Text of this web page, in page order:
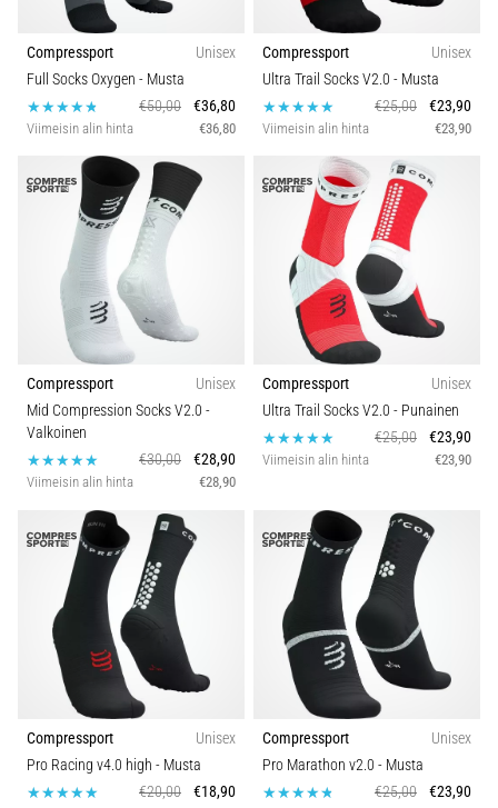
Compressport
Unisex
Full Socks Oxygen - Musta
€50,00
€36,80
Viimeisin alin hinta €36,80
Compressport
Unisex
Ultra Trail Socks V2.0 - Musta
€25,00
€23,90
Viimeisin alin hinta €23,90
Compressport
Unisex
Mid Compression Socks V2.0 -
Valkoinen
€30,00
€28,90
Viimeisin alin hinta €28,90
Compressport
Unisex
Ultra Trail Socks V2.0 - Punainen
€25,00
€23,90
Viimeisin alin hinta €23,90
Compressport
Unisex
Pro Racing v4.0 high - Musta
€20,00
€18,90
Compressport
Unisex
Pro Marathon v2.0 - Musta
€25,00
€23,90